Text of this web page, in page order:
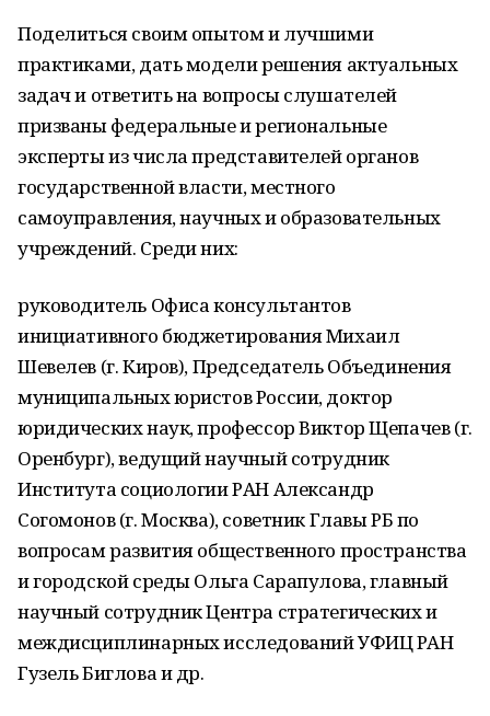
Поделиться своим опытом и лучшими
практиками, дать модели решения актуальных
задач и ответить на вопросы слушателей
призваны федеральные и региональные
эксперты из числа представителей органов
государственной власти, местного
самоуправления, научных и образовательных
учреждений. Среди них:
руководитель Офиса консультантов
инициативного бюджетирования Михаил
Шевелев (г. Киров), Председатель Объединения
муниципальных юристов России, доктор
юридических наук, профессор Виктор Щепачев (г.
Оренбург), ведущий научный сотрудник
Института социологии РАН Александр
Согомонов (г. Москва), советник Главы РБ по
вопросам развития общественного пространства
и городской среды Ольга Сарапулова, главный
научный сотрудник Центра стратегических и
междисциплинарных исследований УФИЦ РАН
Гузель Биглова и др.